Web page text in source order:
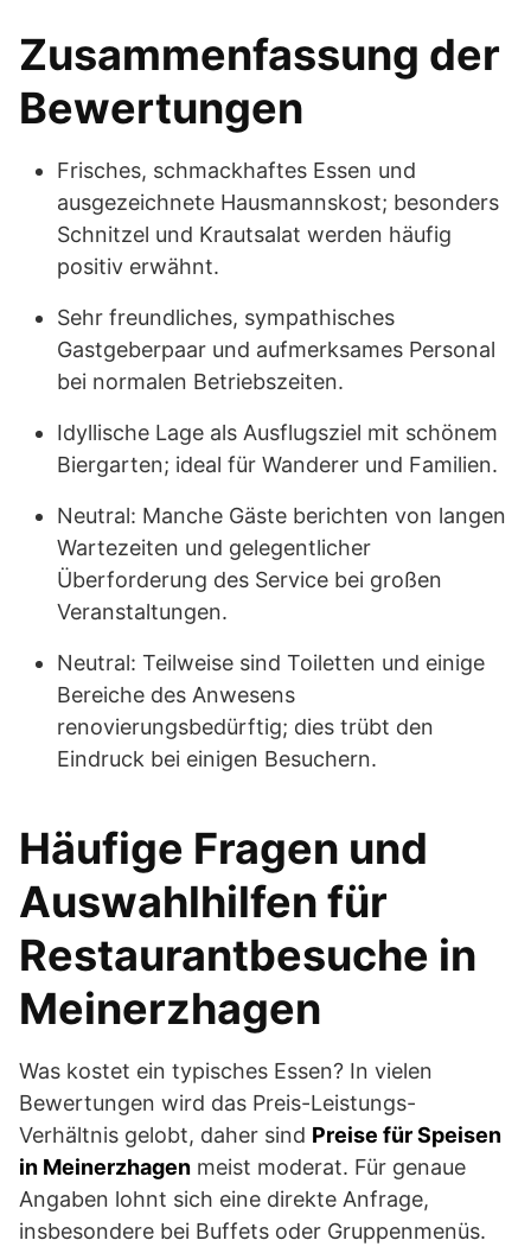
Zusammenfassung der
Bewertungen
Frisches, schmackhaftes Essen und
ausgezeichnete Hausmannskost; besonders
Schnitzel und Krautsalat werden häufig
positiv erwähnt.
Sehr freundliches, sympathisches
Gastgeberpaar und aufmerksames Personal
bei normalen Betriebszeiten.
Idyllische Lage als Ausflugsziel mit schönem
Biergarten; ideal für Wanderer und Familien.
Neutral: Manche Gäste berichten von langen
Wartezeiten und gelegentlicher
Überforderung des Service bei großen
Veranstaltungen.
Neutral: Teilweise sind Toiletten und einige
Bereiche des Anwesens
renovierungsbedürftig; dies trübt den
Eindruck bei einigen Besuchern.
Häufige Fragen und
Auswahlhilfen für
Restaurantbesuche in
Meinerzhagen
Was kostet ein typisches Essen? In vielen
Bewertungen wird das Preis-Leistungs-
Verhältnis gelobt, daher sind Preise für Speisen
in Meinerzhagen meist moderat. Für genaue
Angaben lohnt sich eine direkte Anfrage,
insbesondere bei Buffets oder Gruppenmenüs.